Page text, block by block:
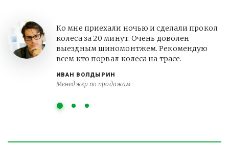
ИВАН ВОЛДЫРИН
Менеджер по продажам
Ко мне приехали ночью и сделали прокол
колеса за 20 минут. Очень доволен
выездным шиномонтжем. Рекомендую
всем кто порвал колеса на трасе.